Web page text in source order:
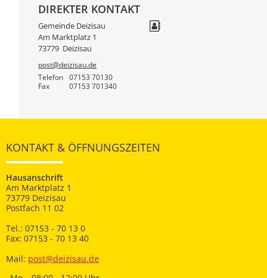
DIREKTER KONTAKT
Gemeinde Deizisau
Am Marktplatz 1
73779 Deizisau
post@deizisau.de
Telefon
07153 70130
Fax 07153 701340
KONTAKT & ÖFFNUNGSZEITEN
Hausanschrift
Am Marktplatz 1
73779 Deizisau
Postfach 11 02
Tel.: 07153 - 70 13 0
Fax: 07153 - 70 13 40
Mail: post@deizisau.de